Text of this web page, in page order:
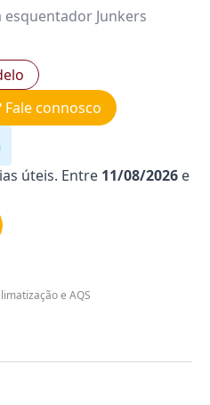
Junkers
Fale connosco
úteis. Entre 11/08/2026 e
e AQS